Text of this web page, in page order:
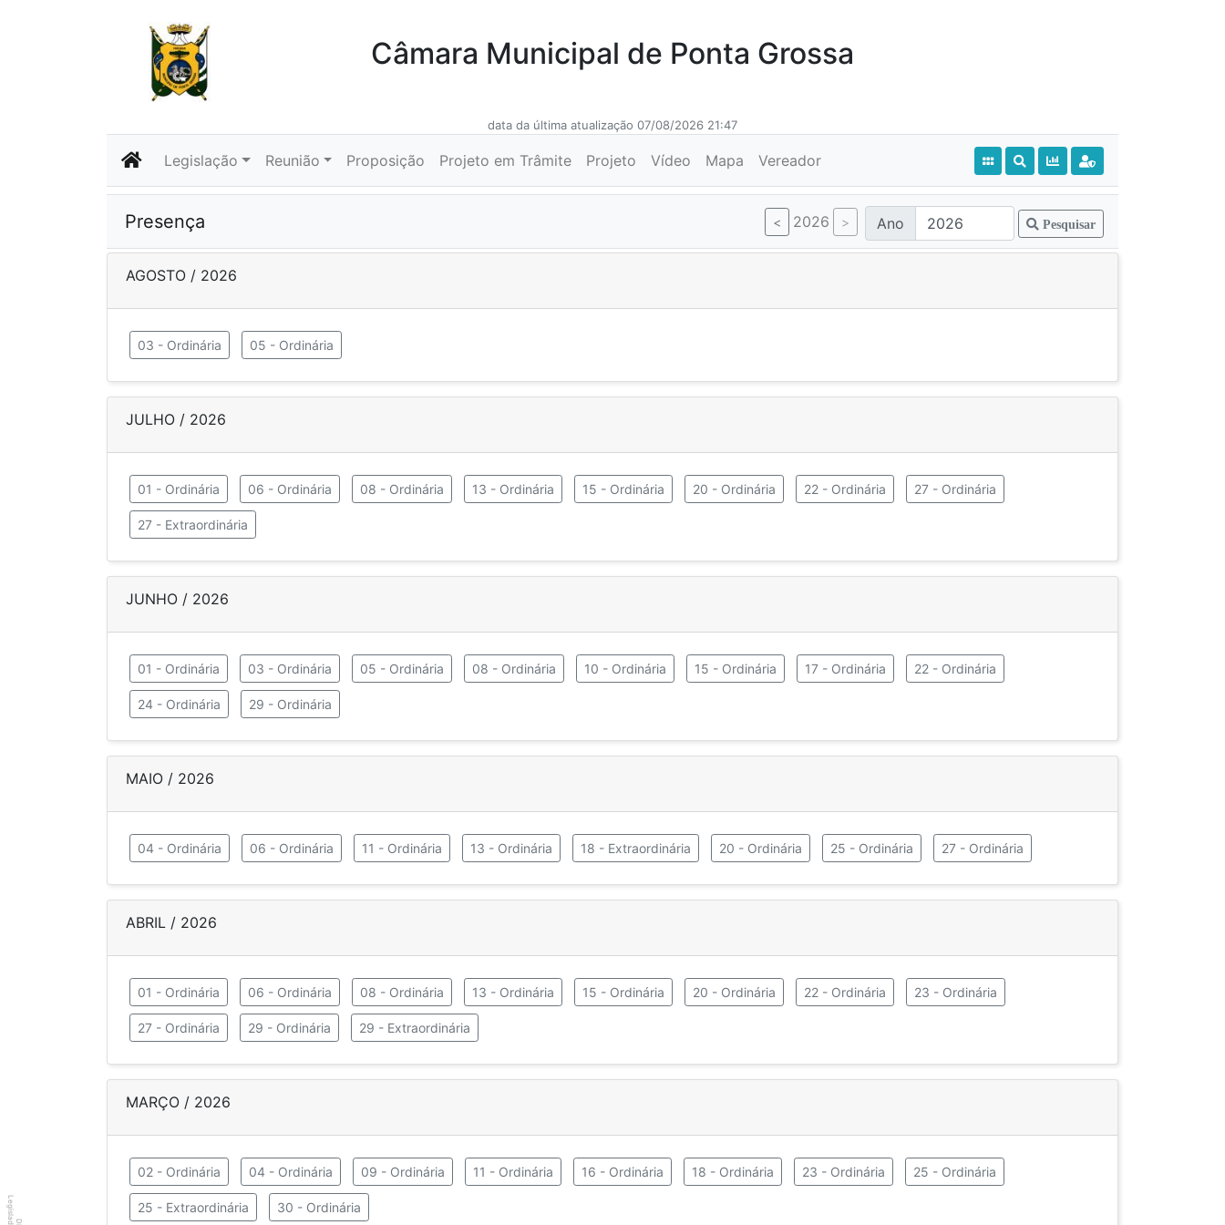
Câmara Municipal de Ponta Grossa
data da última atualização 07/08/2026 21:47
Legislação Reunião Proposição Projeto em Trâmite Projeto Vídeo Mapa Vereador
Presença 2026 Ano Pesquisar
AGOSTO / 2026
03 - Ordinária 05 - Ordinária
JULHO / 2026
01 - Ordinária 06 - Ordinária 08 - Ordinária 13 - Ordinária 15 - Ordinária 20 - Ordinária 22 - Ordinária 27 - Ordinária
27 - Extraordinária
JUNHO / 2026
01 - Ordinária 03 - Ordinária 05 - Ordinária 08 - Ordinária 10 - Ordinária 15 - Ordinária 17 - Ordinária 22 - Ordinária
24 - Ordinária 29 - Ordinária
MAIO / 2026
04 - Ordinária 06 - Ordinária 11 - Ordinária 13 - Ordinária 18 - Extraordinária 20 - Ordinária 25 - Ordinária 27 - Ordinária
ABRIL / 2026
01 - Ordinária 06 - Ordinária 08 - Ordinária 13 - Ordinária 15 - Ordinária 20 - Ordinária 22 - Ordinária 23 - Ordinária
27 - Ordinária 29 - Ordinária 29 - Extraordinária
MARÇO / 2026
02 - Ordinária 04 - Ordinária 09 - Ordinária 11 - Ordinária 16 - Ordinária 18 - Ordinária 23 - Ordinária 25 - Ordinária
25 - Extraordinária 30 - Ordinária
Legislador